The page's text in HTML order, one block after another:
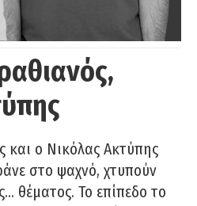
και ο Νικόλας Ακτύπης
στο ψαχνό, χτυπούν
θέματος. Το επίπεδο το